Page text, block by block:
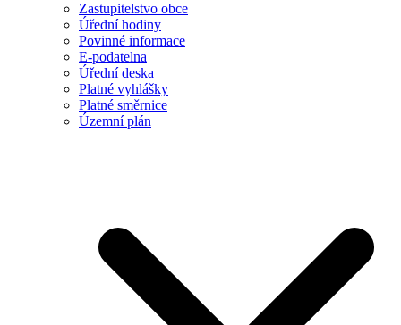
Zastupitelstvo obce
Úřední hodiny
Povinné informace
E-podatelna
Úřední deska
Platné vyhlášky
Platné směrnice
Územní plán